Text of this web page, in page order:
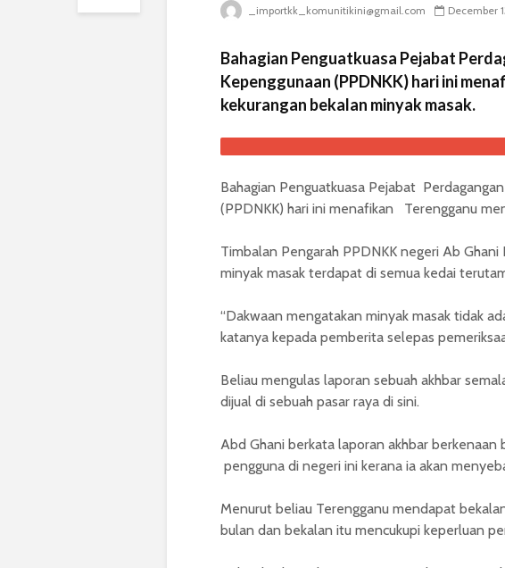
_importkk_komunitikini@gmail.com December
Bahagian Penguatkuasa Pejabat
Kepenggunaan (PPDNKK) hari ini
kekurangan bekalan minyak masak.
Bahagian Penguatkuasa Pejabat
(PPDNKK) hari ini menafikan Terengganu
Timbalan Pengarah PPDNKK negeri Ab
minyak masak terdapat di semua kedai
“Dakwaan mengatakan minyak masak tidak
katanya kepada pemberita selepas
Beliau mengulas laporan sebuah akhbar
dijual di sebuah pasar raya di sini.
Abd Ghani berkata laporan akhbar
pengguna di negeri ini kerana ia akan
Menurut beliau Terengganu mendapat
bulan dan bekalan itu mencukupi keperluan